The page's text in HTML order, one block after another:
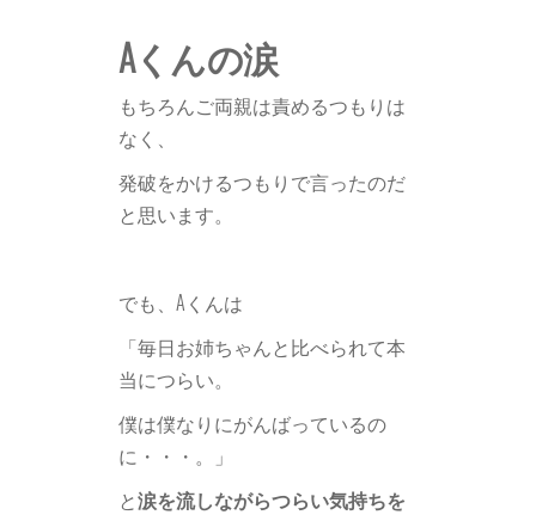
Aくんの涙
もちろんご両親は責めるつもりは
なく、
発破をかけるつもりで言ったのだ
と思います。
でも、Aくんは
「毎日お姉ちゃんと比べられて本
当につらい。
僕は僕なりにがんばっているの
に・・・。」
と涙を流しながらつらい気持ちを